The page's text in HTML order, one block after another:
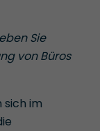
Sie
von Büros
sich im